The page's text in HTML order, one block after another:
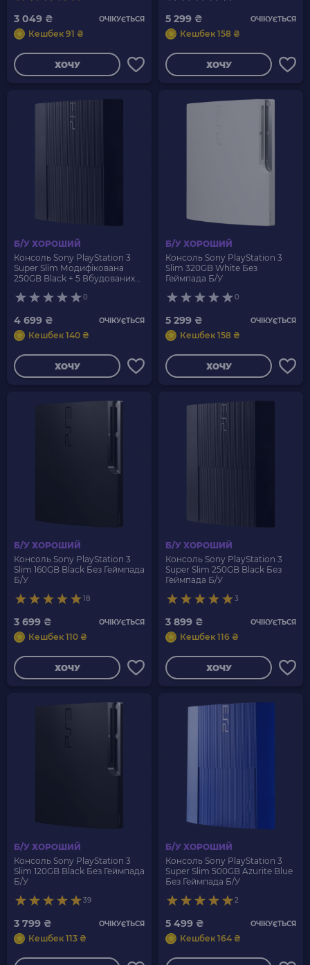
3 049 ₴ ОЧІКУЄТЬСЯ
Кешбек 91 ₴
ХОЧУ
5 299 ₴ ОЧІКУЄТЬСЯ
Кешбек 158 ₴
ХОЧУ
Б/У ХОРОШИЙ
Консоль Sony PlayStation 3
Super Slim Модифікована
250GB Black + 5 Вбудованих
0
4 699 ₴ ОЧІКУЄТЬСЯ
Кешбек 140 ₴
ХОЧУ
Б/У ХОРОШИЙ
Консоль Sony PlayStation 3
Slim 320GB White Без
Геймпада Б/У
0
5 299 ₴ ОЧІКУЄТЬСЯ
Кешбек 158 ₴
ХОЧУ
Б/У ХОРОШИЙ
Консоль Sony PlayStation 3
Slim 160GB Black Без Геймпада
Б/У
18
3 699 ₴ ОЧІКУЄТЬСЯ
Кешбек 110 ₴
ХОЧУ
Б/У ХОРОШИЙ
Консоль Sony PlayStation 3
Super Slim 250GB Black Без
Геймпада Б/У
3
3 899 ₴ ОЧІКУЄТЬСЯ
Кешбек 116 ₴
ХОЧУ
Б/У ХОРОШИЙ
Консоль Sony PlayStation 3
Slim 120GB Black Без Геймпада
Б/У
39
3 799 ₴ ОЧІКУЄТЬСЯ
Кешбек 113 ₴
Б/У ХОРОШИЙ
Консоль Sony PlayStation 3
Super Slim 500GB Azurite Blue
Без Геймпада Б/У
2
5 499 ₴ ОЧІКУЄТЬСЯ
Кешбек 164 ₴